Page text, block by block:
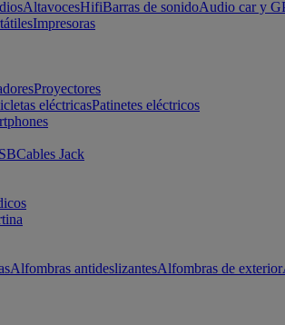
AltavocesHifiBarras de sonidoAudio car y
Impresoras
Proyectores
eléctricasPatinetes eléctricos
Cables Jack
Alfombras antideslizantesAlfombras de exterior